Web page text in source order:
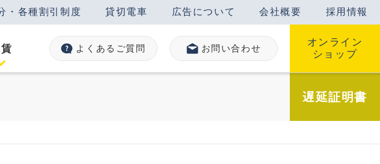
・各種割引制度 貸切電車 広告について 会社概要 採用情報
よくあるご質問 お問い合わせ
オンライン
ショップ
遅延証明書